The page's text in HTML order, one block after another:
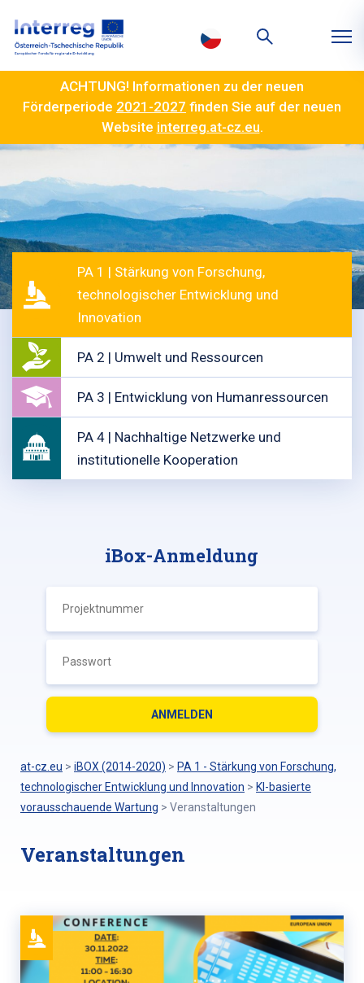
ACHTUNG! Informationen zu der neuen
Förderperiode 2021-2027 finden Sie auf der neuen
Website interreg.at-cz.eu.
PA 1 | Stärkung von Forschung,
technologischer Entwicklung und
Innovation
PA 2 | Umwelt und Ressourcen
PA 3 | Entwicklung von Humanressourcen
PA 4 | Nachhaltige Netzwerke und
institutionelle Kooperation
iBox-Anmeldung
at-cz.eu > iBOX (2014-2020) > PA 1 - Stärkung von Forschung,
technologischer Entwicklung und Innovation > KI-basierte
vorausschauende Wartung > Veranstaltungen
Veranstaltungen